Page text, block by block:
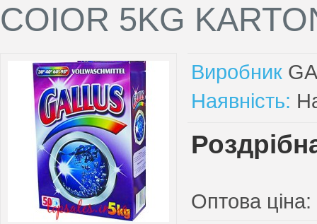
COIOR 5KG
Виробник
Наявність:
Оптова